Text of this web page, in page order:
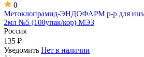
0
Метоклопрамид-ЭНДОФАРМ р-р для
2мл №5 (100упак/кор) МЭЗ
Россия
135 ₽
Уведомить Нет в наличии